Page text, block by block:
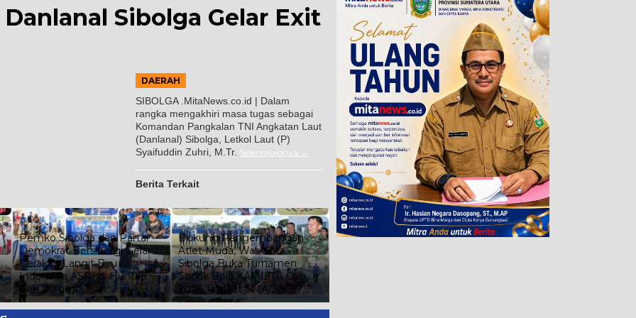
Sibolga Gelar Exit
DAERAH
SIBOLGA .MitaNews.co.id | Dalam
rangka mengakhiri masa tugas sebagai
Komandan Pangkalan TNI Angkatan Laut
(Danlanal) Sibolga, Letkol Laut (P)
Syaifuddin Zuhri, M.Tr. Selengkapnya
Berita Terkait
Pemko Sibolga dan Partai
Demokrat Bersinergi Gelar
Gerakan Langit Biru
Indonesia ASRI di Huntap
Aek Parombunan
Dukung Pengembangan
Atlet Muda, Wali Kota
Sibolga Buka Turnamen
Sepak Bola KAMISTA Cup
2026 Tingkat SMA/SMK
Pewarta Polrestabes Medan
Ketua TP PKK Ny. Yusnila